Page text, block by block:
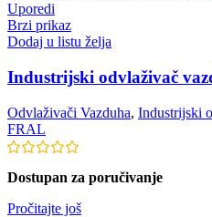
Uporedi
Brzi prikaz
Dodaj u listu želja
Industrijski odvlaživač
Odvlaživači Vazduha, Industrijski
FRAL
Dostupan za poručivanje
Pročitajte još